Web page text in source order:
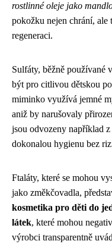
rostlinné oleje jako
pokožku nejen chrání,
regeneraci.
Sulfáty, běžně používané
být pro citlivou dětskou
miminko využívá jemné
aniž by narušovaly
jsou odvozeny například
dokonalou hygienu bez
Ftaláty, které se mohou
jako změkčovadla,
kosmetika pro děti do
látek, které mohou
výrobci transparentně